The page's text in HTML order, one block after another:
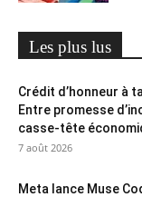
Les plus lus
Crédit d’honneur à
Entre promesse
casse-tête
7 août 2026
Meta lance Muse